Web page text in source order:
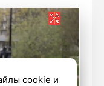
cookie и